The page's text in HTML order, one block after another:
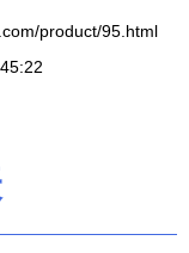
product/95.html